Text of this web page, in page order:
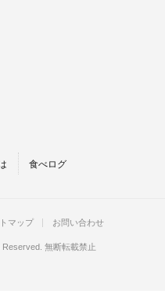
食べログ
マップ お問い合わせ
Reserved. 無断転載禁止